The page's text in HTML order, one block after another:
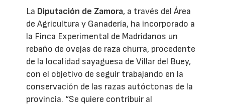
La Diputación de Zamora, a través del Área
de Agricultura y Ganadería, ha incorporado a
la Finca Experimental de Madridanos un
rebaño de ovejas de raza churra, procedente
de la localidad sayaguesa de Villar del Buey,
con el objetivo de seguir trabajando en la
conservación de las razas autóctonas de la
provincia. “Se quiere contribuir al